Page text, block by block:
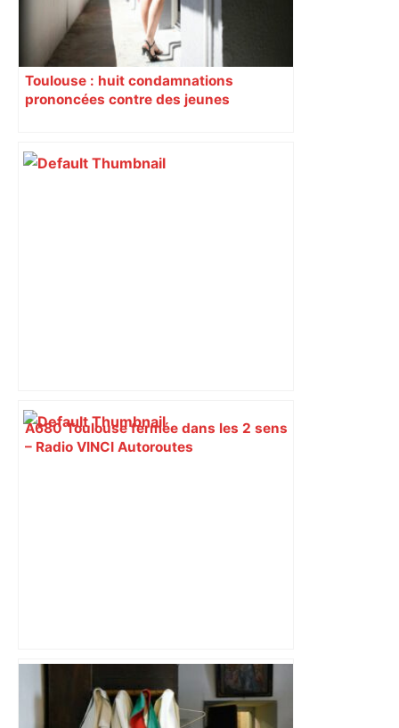
Toulouse : huit condamnations
prononcées contre des jeunes
A680 Toulouse fermée dans les 2 sens
– Radio VINCI Autoroutes
Près de Toulouse : dans cette zone
économique, un axe majeur va être
fermé en fin de soirée, voici les